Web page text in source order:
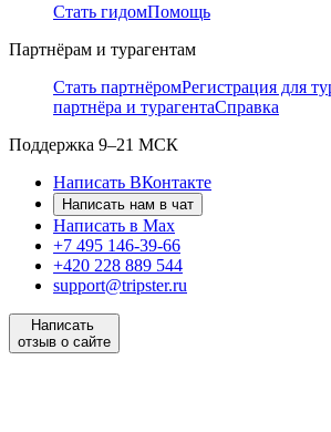
Стать гидомПомощь
Партнёрам и турагентам
Стать партнёромРегистрация для
партнёра и турагентаСправка
Поддержка 9–21 МСК
Написать ВКонтакте
Написать нам в чат
Написать в Max
+7 495 146-39-66
+420 228 889 544
support@tripster.ru
Написать
отзыв о сайте